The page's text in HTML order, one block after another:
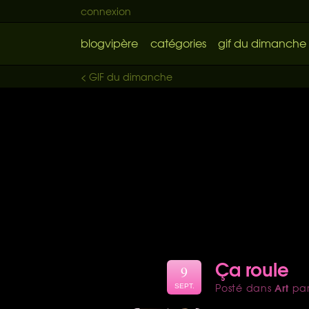
connexion
blogvipère catégories gif du dimanche
< GIF du dimanche
Ça roule
Posté dansArt par
9
SEPT.